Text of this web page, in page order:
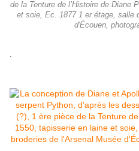
de la Tenture de l’Histoire de Diane
et soie, Ec. 1877 1 er étage, salle
d'Écouen,